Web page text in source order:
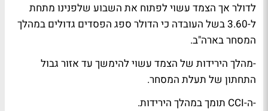
לדולר אך הצמד עשוי לפתוח את השבוע שלפנינו מתחת
ל-3.60 בשל העובדה כי הדולר ספג הפסדים גדולים במהלך
המסחר בארה"ב.
-מהלך הירידות של הצמד עשוי להימשך עד אזור גבול
התחתון של תעלת המסחר.
-ה-CCI תומך במהלך הירידות.